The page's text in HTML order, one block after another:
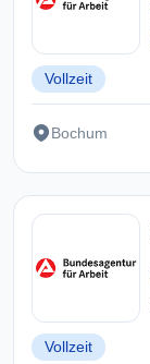
Vollzeit
Bochum
Vollzeit